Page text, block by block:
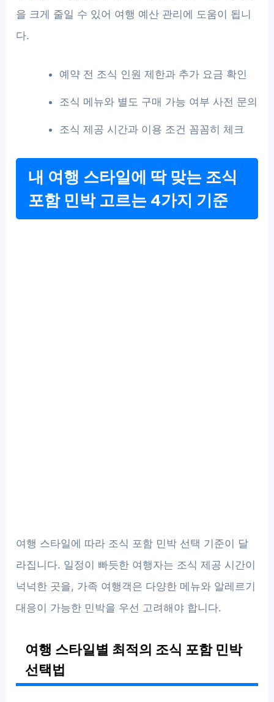
을 크게 줄일 수 있어 여행 예산 관리에 도움이 됩니
다.
예약 전 조식 인원 제한과 추가 요금 확인
조식 메뉴와 별도 구매 가능 여부 사전 문의
조식 제공 시간과 이용 조건 꼼꼼히 체크
내 여행 스타일에 딱 맞는 조식
포함 민박 고르는 4가지 기준
여행 스타일에 따라 조식 포함 민박 선택 기준이 달
라집니다. 일정이 빠듯한 여행자는 조식 제공 시간이
넉넉한 곳을, 가족 여행객은 다양한 메뉴와 알레르기
대응이 가능한 민박을 우선 고려해야 합니다.
여행 스타일별 최적의 조식 포함 민박
선택법